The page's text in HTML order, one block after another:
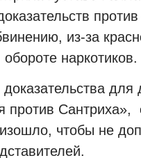
из-за
наркотиков.
для
против Сантриха»,
чтобы не